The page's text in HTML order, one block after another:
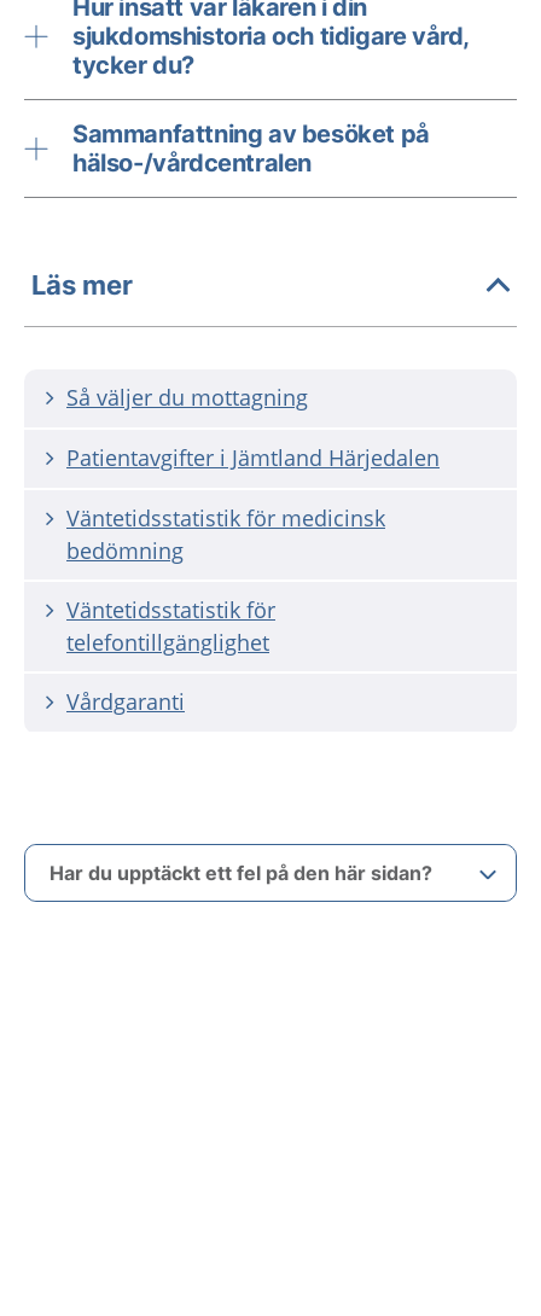
Hur insatt var läkaren i din
sjukdomshistoria och tidigare vård,
tycker du?
Sammanfattning av besöket på
hälso-/vårdcentralen
Läs mer
Så väljer du mottagning
Patientavgifter i Jämtland Härjedalen
Väntetidsstatistik för medicinsk
bedömning
Väntetidsstatistik för
telefontillgänglighet
Vårdgaranti
Har du upptäckt ett fel på den här sidan?